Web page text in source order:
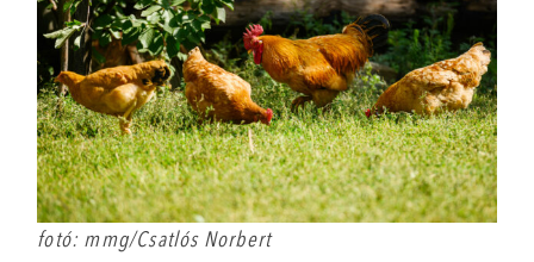
fotó: mmg/Csatlós Norbert